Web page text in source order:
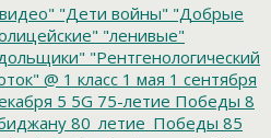
"Дети войны" "Добрые
"ленивые"
"Рентгенологический
@ 1 класс 1 мая 1 сентября
5 5G 75-летие Победы 8
80_летие_Победы 85